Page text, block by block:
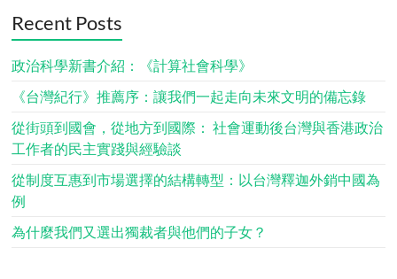
Recent Posts
政治科學新書介紹：《計算社會科學》
《台灣紀行》推薦序：讓我們一起走向未來文明的備忘錄
從街頭到國會，從地方到國際： 社會運動後台灣與香港政治
工作者的民主實踐與經驗談
從制度互惠到市場選擇的結構轉型：以台灣釋迦外銷中國為
例
為什麼我們又選出獨裁者與他們的子女？